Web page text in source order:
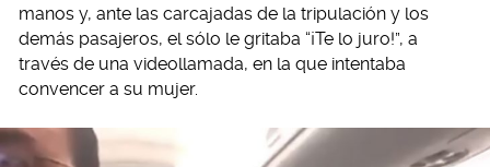
manos y, ante las carcajadas de la tripulación y los
demás pasajeros, el sólo le gritaba “¡Te lo juro!”, a
través de una videollamada, en la que intentaba
convencer a su mujer.